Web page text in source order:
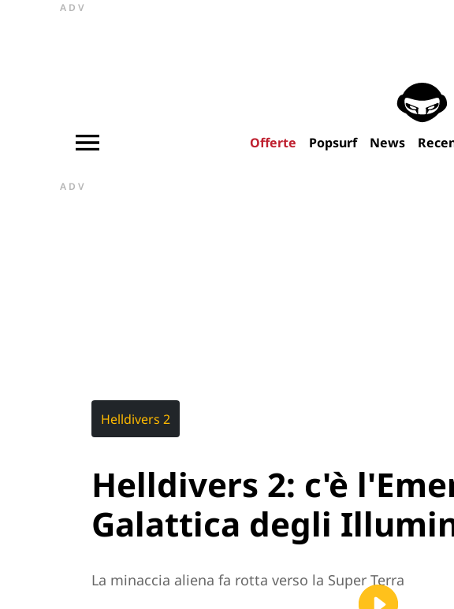
ADV
Offerte Popsurf News
ADV
Helldivers 2
Helldivers 2: c'è
Galattica degli
La minaccia aliena fa rotta verso la Super Terra